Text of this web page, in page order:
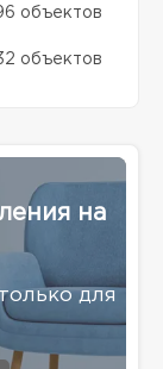
объектов
объектов
на
для